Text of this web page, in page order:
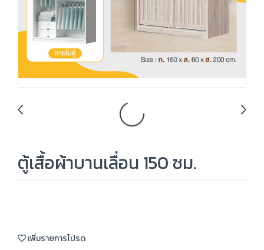
ตู้เสื้อผ้าบานเลื่อน 150 ซม.
เพิ่มรายการโปรด